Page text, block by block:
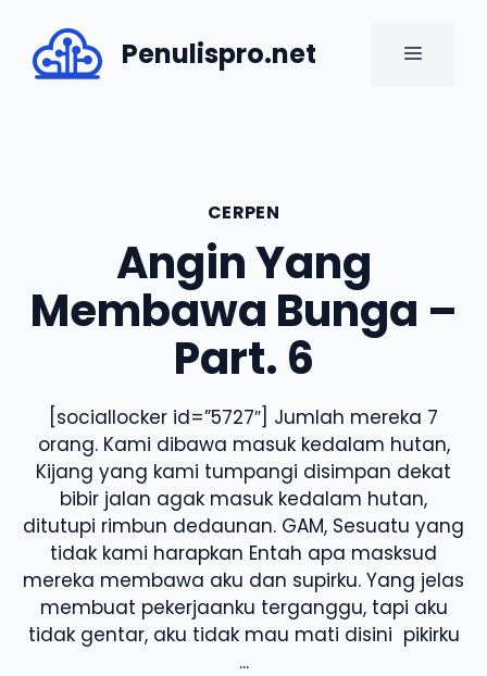
content
Penulispro.net MENU
CERPEN
Angin Yang
Membawa Bunga –
Part. 6
[sociallocker id=”5727″] Jumlah mereka 7
orang. Kami dibawa masuk kedalam hutan,
Kijang yang kami tumpangi disimpan dekat
bibir jalan agak masuk kedalam hutan,
ditutupi rimbun dedaunan. GAM, Sesuatu yang
tidak kami harapkan Entah apa masksud
mereka membawa aku dan supirku. Yang jelas
membuat pekerjaanku terganggu, tapi aku
tidak gentar, aku tidak mau mati disini pikirku
...